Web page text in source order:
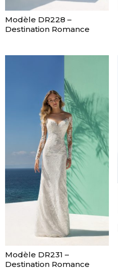
Modèle DR228 –
Destination Romance
Modèle DR231 –
Destination Romance